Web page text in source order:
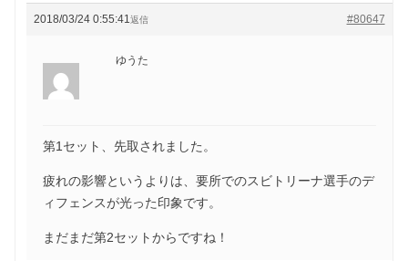
2018/03/24 0:55:41 #80647
返信
ゆうた
第1セット、先取されました。
疲れの影響というよりは、要所でのスビトリーナ選手のデ
ィフェンスが光った印象です。
まだまだ第2セットからですね！